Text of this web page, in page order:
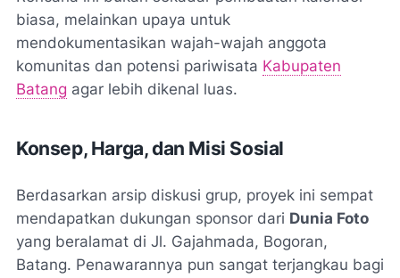
biasa, melainkan upaya untuk
mendokumentasikan wajah-wajah anggota
komunitas dan potensi pariwisata Kabupaten
Batang agar lebih dikenal luas.
Konsep, Harga, dan Misi Sosial
Berdasarkan arsip diskusi grup, proyek ini sempat
mendapatkan dukungan sponsor dari Dunia Foto
yang beralamat di Jl. Gajahmada, Bogoran,
Batang. Penawarannya pun sangat terjangkau bagi